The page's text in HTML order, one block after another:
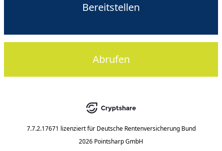
Bereitstellen
Abrufen
7.7.2.17671 lizenziert für Deutsche Rentenversicherung Bund
2026 Pointsharp GmbH